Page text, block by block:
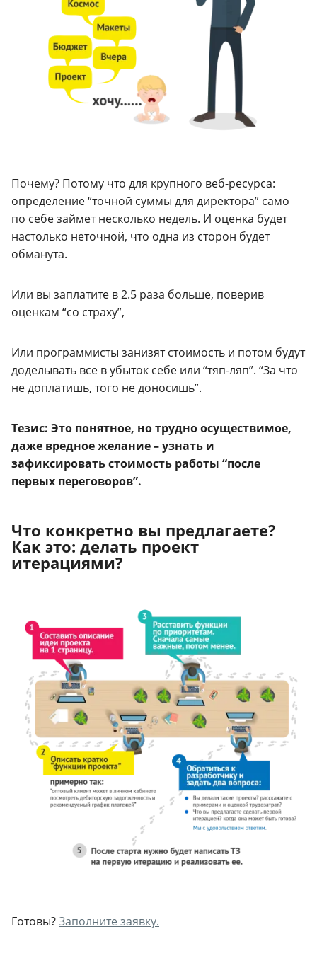
Почему? Потому что для крупного веб-ресурса:
определение “точной суммы для директора” само
по себе займет несколько недель. И оценка будет
настолько неточной, что одна из сторон будет
обманута.
Или вы заплатите в 2.5 раза больше, поверив
оценкам “со страху”,
Или программисты занизят стоимость и потом будут
доделывать все в убыток себе или “тяп-ляп”. “За что
не доплатишь, того не доносишь”.
Тезис: Это понятное, но трудно осуществимое,
даже вредное желание – узнать и
зафиксировать стоимость работы “после
первых переговоров”.
Что конкретно вы предлагаете?
Как это: делать проект
итерациями?
Готовы?Заполните заявку.